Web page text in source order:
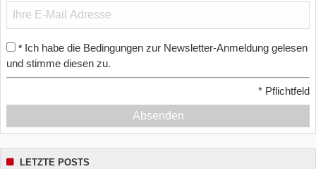
* Ich habe die Bedingungen zur Newsletter-Anmeldung gelesen
und stimme diesen zu.
* Pflichtfeld
Absenden
LETZTE POSTS